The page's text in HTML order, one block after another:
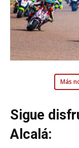
Más
Sigue
Alcalá: